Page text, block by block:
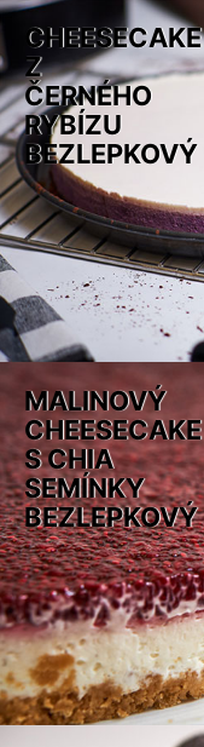
CHEESECAKE
Z
ČERNÉHO
RYBÍZU
BEZLEPKOVÝ
MALINOVÝ
CHEESECAKE
S CHIA
SEMÍNKY
BEZLEPKOVÝ